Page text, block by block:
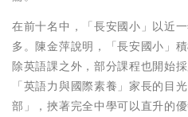
在前十名中，「長安國小」以近
多。陳金萍說明，「長安國小」
除英語課之外，部分課程也開始
「英語力與國際素養」家長的目
部」，挾著完全中學可以直升的